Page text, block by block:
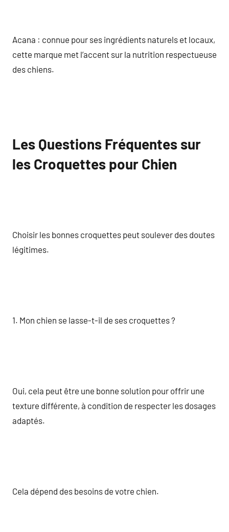
Acana : connue pour ses ingrédients naturels et locaux,
cette marque met l’accent sur la nutrition respectueuse
des chiens.
Les Questions Fréquentes sur
les Croquettes pour Chien
Choisir les bonnes croquettes peut soulever des doutes
légitimes.
1. Mon chien se lasse-t-il de ses croquettes ?
Oui, cela peut être une bonne solution pour offrir une
texture différente, à condition de respecter les dosages
adaptés.
Cela dépend des besoins de votre chien.